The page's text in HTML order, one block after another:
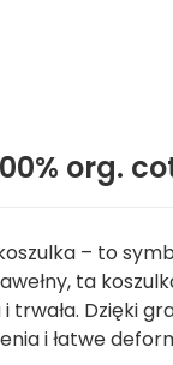
org.
– to
ta
trwała. Dzięki
i łatwe